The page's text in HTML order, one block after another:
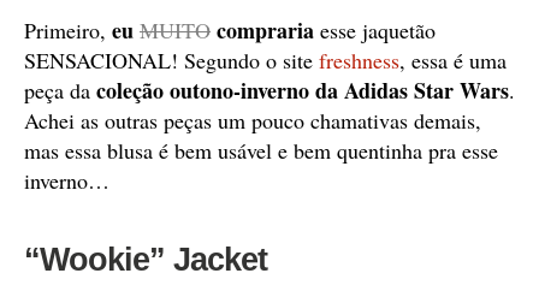
Primeiro, eu MUITO compraria esse jaquetão
SENSACIONAL! Segundo o site freshness, essa é uma
peça da coleção outono-inverno da Adidas Star Wars.
Achei as outras peças um pouco chamativas demais,
mas essa blusa é bem usável e bem quentinha pra esse
inverno…
“Wookie” Jacket